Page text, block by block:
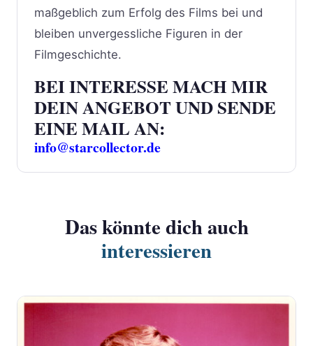
maßgeblich zum Erfolg des Films bei und
bleiben unvergessliche Figuren in der
Filmgeschichte.
BEI INTERESSE MACH MIR
DEIN ANGEBOT UND SENDE
EINE MAIL AN:
info@starcollector.de
Das könnte dich auch
interessieren